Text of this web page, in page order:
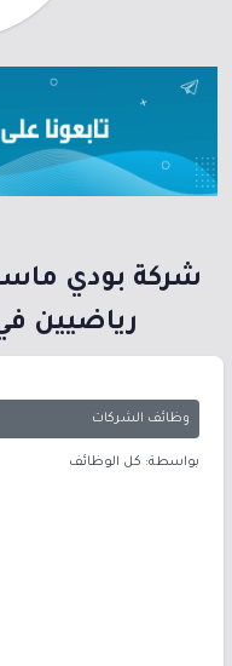
شركة بودي
رياضيين
وظائف الشركات
بواسطة: كل الوظائف